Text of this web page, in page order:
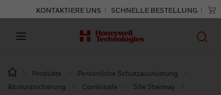
KONTAKTIERE UNS SCHNELLE BESTELLUNG
Produkte
Persönliche Schutzausrüstung
Absturzsicherung
Combisafe
Site Stairway